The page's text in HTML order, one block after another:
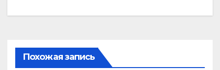
Похожая запись